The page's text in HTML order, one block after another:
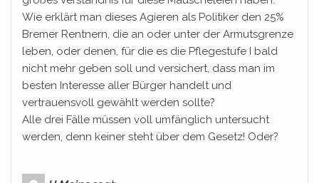
Wie erklärt man dieses Agieren als Politiker den 25%
Bremer Rentnern, die an oder unter der Armutsgrenze
leben, oder denen, für die es die Pflegestufe I bald
nicht mehr geben soll und versichert, dass man im
besten Interesse aller Bürger handelt und
vertrauensvoll gewählt werden sollte?
Alle drei Fälle müssen voll umfänglich untersucht
werden, denn keiner steht über dem Gesetz! Oder?